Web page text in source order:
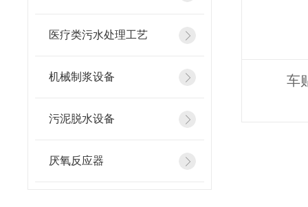
医疗类污水处理工艺
机械制浆设备
污泥脱水设备
厌氧反应器
车